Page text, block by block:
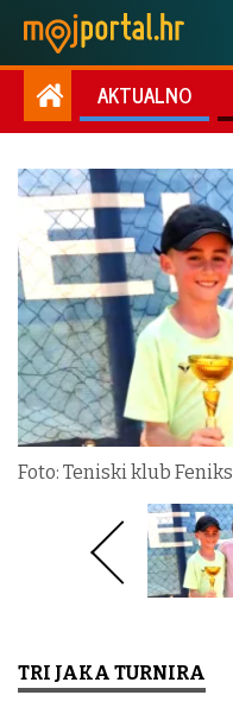
AKTUALNO
Foto: Teniski klub Feniks
TRI JAKA TURNIRA